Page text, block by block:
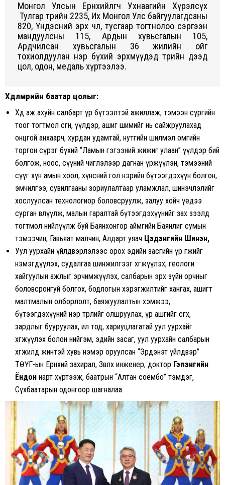
Монгол Улсын Ерөнхийлөгч Ухнаагийн Хүрэлсүх
Тулгар төрийн 2235, Их Монгол Улс байгуулагдсаны
820, Үндэсний эрх чөлөө, тусгаар тогтнолоо сэргээн
мандуулсны 115, Ардын хувьсгалын 105,
Ардчилсан хувьсгалын 36 жилийн ойг
тохиолдуулан нэр бүхий эрхмүүдэд төрийн дээд
цол, одон, медаль хүртээлээ.
Хөдөлмөрийн баатар цолыг:
Хөдөө аж ахуйн салбарт үр бүтээлтэй ажиллаж, тэмээн сүргийн
тоог тогтмол өсгөн, үүлдэр, ашиг шимийг нь сайжруулахад
онцгой анхаарч, хурдан удамтай, нутгийн шилмэл омгийн
торгон сүрэг бүхий “Ламын гэгээний жижиг улаан” үүлдэр бий
болгож, ноос, сүүний чиглэлээр дагнан үржүүлэн, тэмээний
сүүг хүн амын хоол, хүнсний гол нэрийн бүтээгдэхүүн болгон,
эмчилгээ, сувилгааны зориулалтаар уламжлал, шинэчлэлийг
хослуулсан технологиор боловсруулж, залуу хойч үедээ
сурган өвлүүлж, малын гаралтай бүтээгдэхүүнийг зах зээлд
тогтмол нийлүүлж буй Баянхонгор аймгийн Баянлиг сумын
тэмээчин, Гавьяат малчин, Алдарт уяач Цэдэнгийн Шинэн,
Уул уурхайн үйлдвэрлэлээс орох эдийн засгийн үр өгөөжийг
нэмэгдүүлэх, судалгаа шинжилгээг хөгжүүлэх, геологи
хайгуулын ажлыг эрчимжүүлэх, салбарын эрх зүйн орчныг
боловсронгуй болгох, бодлогын хэрэгжилтийг хангах, ашигт
малтмалын олборлолт, баяжуулалтын хэмжээ,
бүтээгдэхүүний нэр төрлийг олшруулах, үр ашгийг өсгөх,
зардлыг бууруулах, ил тод, хариуцлагатай уул уурхайг
хөгжүүлэх болон нийгэм, эдийн засаг, уул уурхайн салбарын
хөгжилд жинтэй хувь нэмэр оруулсан “Эрдэнэт үйлдвэр”
ТӨҮГ-ын Ерөнхий захирал, Зөвлөх инженер, доктор Гэлэнгийн
Ёндон нарт хүртээж, баатрын “Алтан соёмбо” тэмдэг,
Сүхбаатарын одонгоор шагналаа.